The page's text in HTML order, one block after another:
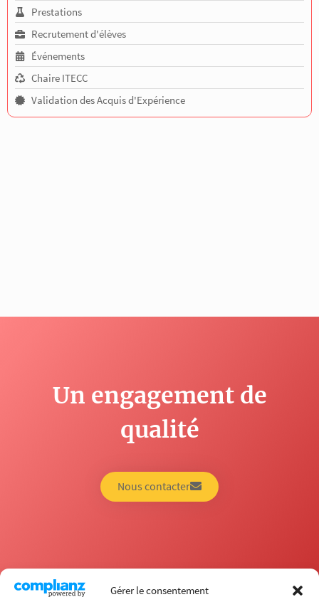
Gérer le consentement
Prestations
Recrutement d'élèves
Événements
Chaire ITECC
Validation des Acquis d'Expérience
Un engagement de
qualité
Nous contacter